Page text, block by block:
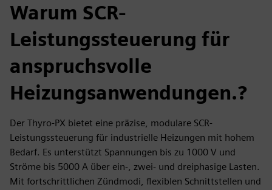
Warum SCR-
Leistungssteuerung für
anspruchsvolle
Heizungsanwendungen.?
Der Thyro-PX bietet eine präzise, modulare SCR-
Leistungssteuerung für industrielle Heizungen mit hohem
Bedarf. Es unterstützt Spannungen bis zu 1000 V und
Ströme bis 5000 A über ein-, zwei- und dreiphasige Lasten.
Mit fortschrittlichen Zündmodi, flexiblen Schnittstellen und